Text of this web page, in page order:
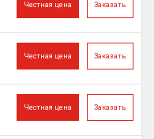
Заказать
Честная цена
Заказать
Честная цена
Заказать
Честная цена